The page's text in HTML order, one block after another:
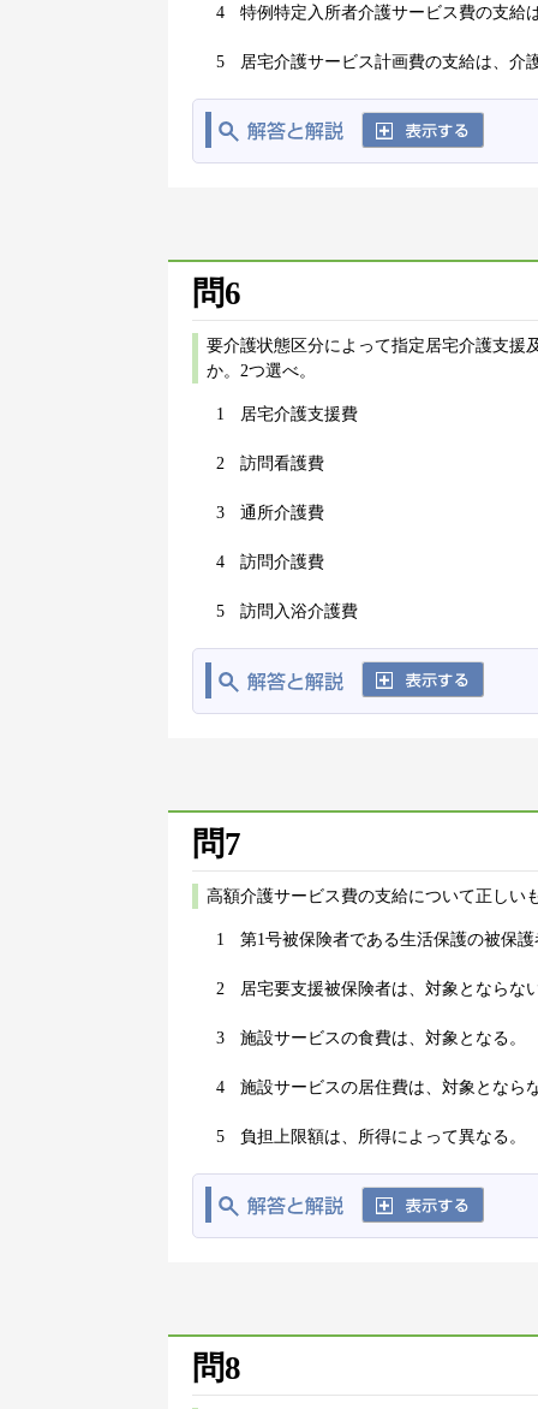
4 特例特定入所者介護サービス費の支給
5 居宅介護サービス計画費の支給は、介
問6
要介護状態区分によって指定居宅介護支援
か。2つ選べ。
1 居宅介護支援費
2 訪問看護費
3 通所介護費
4 訪問介護費
5 訪問入浴介護費
問7
高額介護サービス費の支給について正しい
1 第1号被保険者である生活保護の被保
2 居宅要支援被保険者は、対象とならな
3 施設サービスの食費は、対象となる。
4 施設サービスの居住費は、対象となら
5 負担上限額は、所得によって異なる。
問8